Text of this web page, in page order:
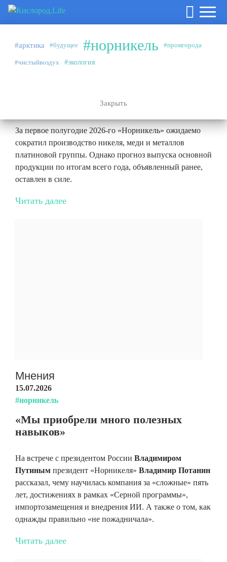
#арктика #будущее #норникель #промгорода
#чистыйвоздух #экология
Закрыть
Аналитика
27.07.2026
За первое полугодие 2026-го «Норникель» ожидаемо
сократил производство никеля, меди и металлов
платиновой группы. Однако прогноз выпуска основной
продукции по итогам всего года, объявленный ранее,
оставлен в силе.
Читать далее
Мнения
15.07.2026
#норникель
«Мы приобрели много полезных
навыков»
На встрече с президентом России Владимиром
Путиным президент «Норникеля» Владимир Потанин
рассказал, чему научилась компания за «сложные» пять
лет, достижениях в рамках «Серной программы»,
импортозамещения и внедрения ИИ. А также о том, как
однажды правильно «не пожадничала».
Читать далее